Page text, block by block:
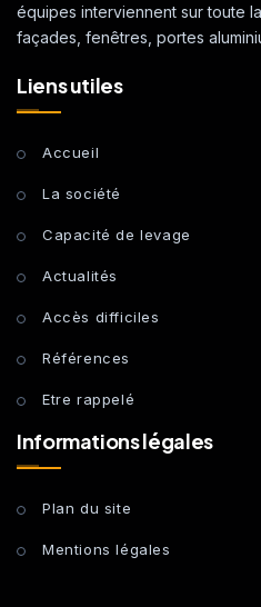
équipes interviennent sur toute
façades, fenêtres, portes
Liens utiles
Accueil
La société
Capacité de levage
Actualités
Accès difficiles
Références
Etre rappelé
Informations légales
Plan du site
Mentions légales